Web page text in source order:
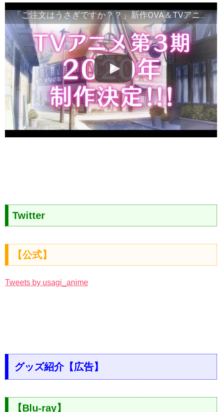
「ご注文はうさぎですか？？」新作OVA＆TVアニメ第3期決定特報
Twitter
【公式】
Tweets by usagi_anime
グッズ紹介【広告】
【Blu-ray】